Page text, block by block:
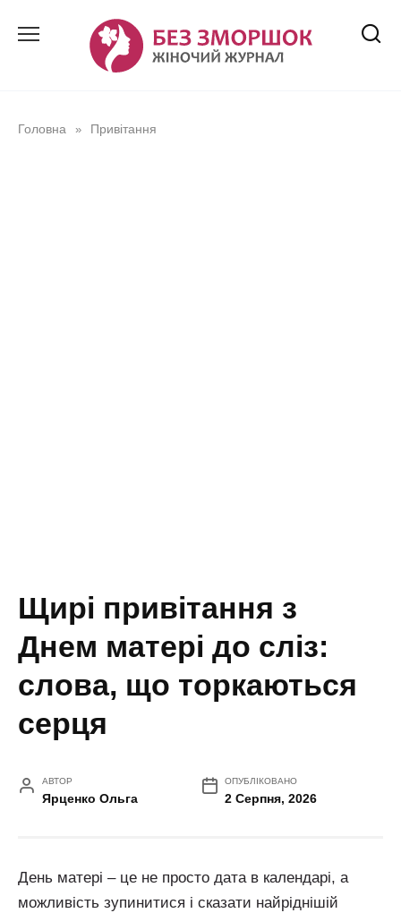
Головна » Привітання
Щирі привітання з
Днем матері до сліз:
слова, що торкаються
серця
АВТОР
Ярценко Ольга
ОПУБЛІКОВАНО
2 Серпня, 2026
День матері – це не просто дата в календарі, а
можливість зупинитися і сказати найріднішій